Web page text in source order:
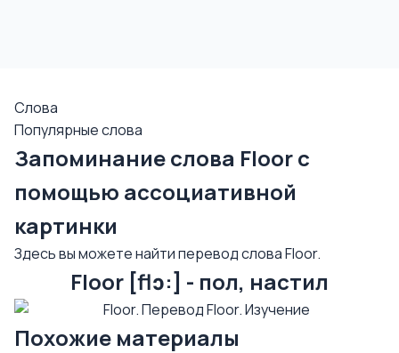
Слова
Популярные слова
Запоминание слова Floor с
помощью ассоциативной
картинки
Здесь вы можете найти перевод слова Floor.
Floor [flɔ:] - пол, настил
Похожие материалы